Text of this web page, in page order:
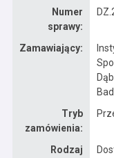
Numer
sprawy:
Zamawiający:
Tryb
zamówienia:
Rodzaj